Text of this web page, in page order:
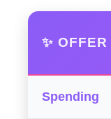
✨ OFFER
Spending